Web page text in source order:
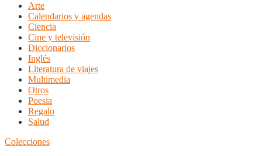
Arte
Calendarios y agendas
Ciencia
Cine y televisión
Diccionarios
Inglés
Literatura de viajes
Multimedia
Otros
Poesia
Regalo
Salud
Colecciones